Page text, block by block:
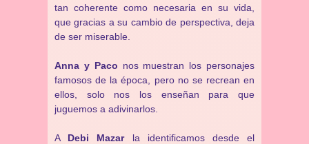
tan coherente como necesaria en su vida,
que gracias a su cambio de perspectiva, deja
de ser miserable.
Anna y Paco nos muestran los personajes
famosos de la época, pero no se recrean en
ellos, solo nos los enseñan para que
juguemos a adivinarlos.
A Debi Mazarla identificamos desde el